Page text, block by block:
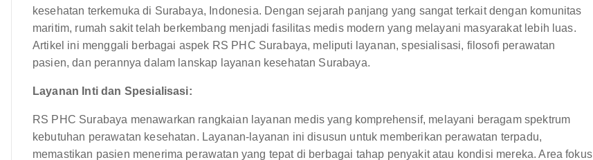
kesehatan terkemuka di Surabaya, Indonesia. Dengan sejarah panjang yang sangat terkait dengan komunitas
maritim, rumah sakit telah berkembang menjadi fasilitas medis modern yang melayani masyarakat lebih luas.
Artikel ini menggali berbagai aspek RS PHC Surabaya, meliputi layanan, spesialisasi, filosofi perawatan
pasien, dan perannya dalam lanskap layanan kesehatan Surabaya.
Layanan Inti dan Spesialisasi:
RS PHC Surabaya menawarkan rangkaian layanan medis yang komprehensif, melayani beragam spektrum
kebutuhan perawatan kesehatan. Layanan-layanan ini disusun untuk memberikan perawatan terpadu,
memastikan pasien menerima perawatan yang tepat di berbagai tahap penyakit atau kondisi mereka. Area fokus